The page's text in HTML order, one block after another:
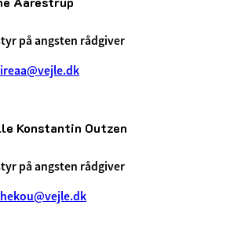
på angsten rådgiver
ireaa@vejle.dk
Konstantin Outzen
på angsten rådgiver
hekou@vejle.dk